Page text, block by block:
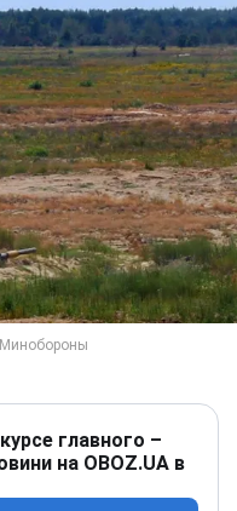
главного –
на OBOZ.UA в